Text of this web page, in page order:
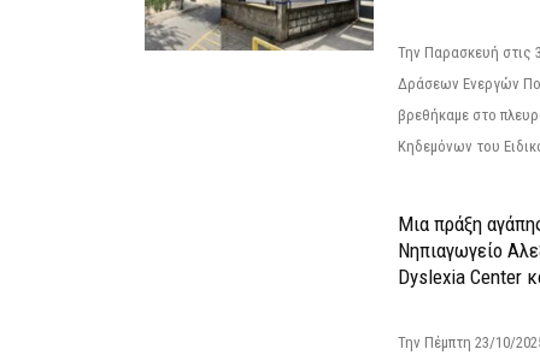
Την Παρασκευή
Δράσεων Ενεργών
βρεθήκαμε στο
Κηδεμόνων του
Μια πράξη
Νηπιαγωγείο
Dyslexia Center
Την Πέμπτη 23/10/